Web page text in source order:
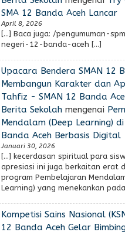
SMA 12 Banda Aceh Lancar
April 8, 2026
[…] Baca juga: /pengumuman-
negeri-12-banda-aceh […]
Upacara Bendera SMAN 12
Membangun Karakter dan
Tahfiz - SMAN 12 Banda
Berita Sekolahmengenai
Mendalam (Deep Learning) di
Banda Aceh Berbasis Digital
Januari 30, 2026
[…] kecerdasan spiritual para
apresiasi ini juga berkaitan erat
program Pembelajaran
Learning) yang menekankan
Kompetisi Sains Nasional
12 Banda Aceh Gelar